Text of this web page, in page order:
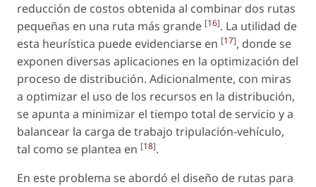
reducción de costos obtenida al combinar dos rutas
pequeñas en una ruta más grande [16]. La utilidad de
esta heurística puede evidenciarse en [17], donde se
exponen diversas aplicaciones en la optimización del
proceso de distribución. Adicionalmente, con miras
a optimizar el uso de los recursos en la distribución,
se apunta a minimizar el tiempo total de servicio y a
balancear la carga de trabajo tripulación-vehículo,
tal como se plantea en [18].
En este problema se abordó el diseño de rutas para